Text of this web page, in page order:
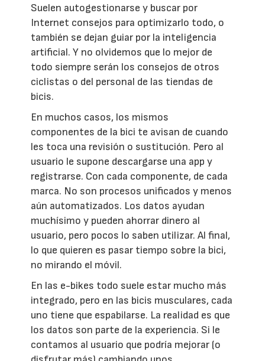
Suelen autogestionarse y buscar por
Internet consejos para optimizarlo todo, o
también se dejan guiar por la inteligencia
artificial. Y no olvidemos que lo mejor de
todo siempre serán los consejos de otros
ciclistas o del personal de las tiendas de
bicis.
En muchos casos, los mismos
componentes de la bici te avisan de cuando
les toca una revisión o sustitución. Pero al
usuario le supone descargarse una app y
registrarse. Con cada componente, de cada
marca. No son procesos unificados y menos
aún automatizados. Los datos ayudan
muchísimo y pueden ahorrar dinero al
usuario, pero pocos lo saben utilizar. Al final,
lo que quieren es pasar tiempo sobre la bici,
no mirando el móvil.
En las e-bikes todo suele estar mucho más
integrado, pero en las bicis musculares, cada
uno tiene que espabilarse. La realidad es que
los datos son parte de la experiencia. Si le
contamos al usuario que podría mejorar (o